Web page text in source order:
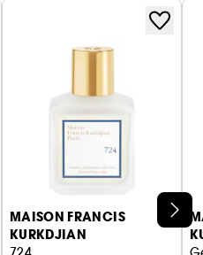
MAISON FRANCIS
KURKDJIAN